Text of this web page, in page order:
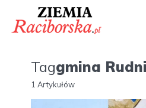
Taggmina
1 Artykułów